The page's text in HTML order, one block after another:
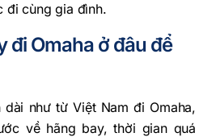
đi cùng gia đình.
đi Omaha ở đâu để
như từ Việt Nam đi Omaha,
về hãng bay, thời gian quá